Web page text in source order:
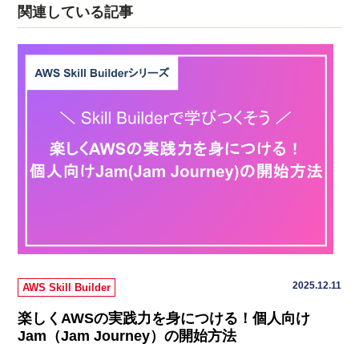
関連している記事
AWS Skill Builder 2025.12.11
楽しくAWSの実践力を身につける！個人向け
Jam（Jam Journey）の開始方法